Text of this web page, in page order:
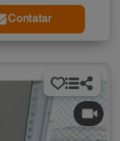
Contatar